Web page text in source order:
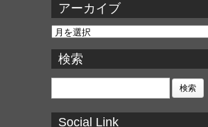
アーカイブ
ア
カ
イ
ブ
検索
検
Social Link